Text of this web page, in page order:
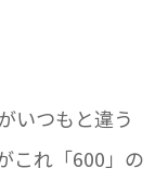
いつもと違う
これ「600」の